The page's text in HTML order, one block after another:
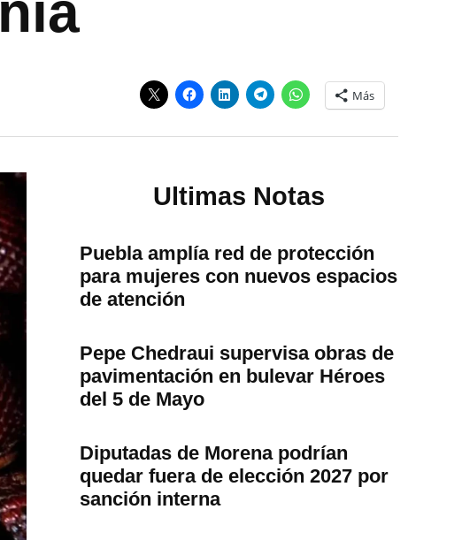
Más
Ultimas Notas
Puebla amplía red de protección
para mujeres con nuevos espacios
de atención
Pepe Chedraui supervisa obras de
pavimentación en bulevar Héroes
del 5 de Mayo
Diputadas de Morena podrían
quedar fuera de elección 2027 por
sanción interna